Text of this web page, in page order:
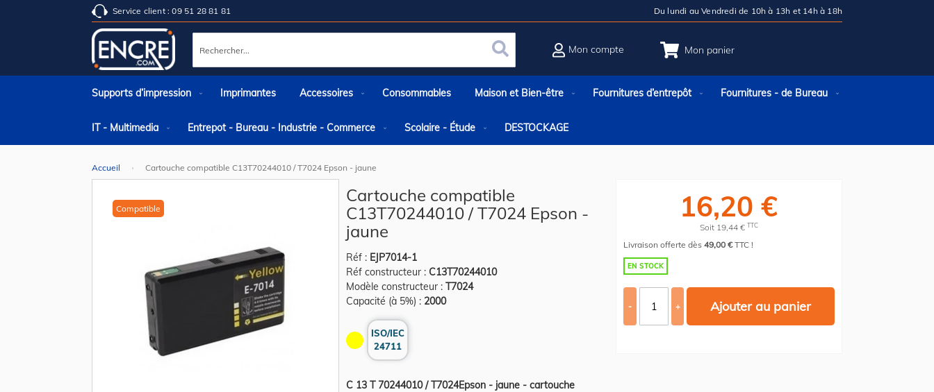
Service client : 09 51 28 81 81 Du lundi au Vendredi de 10h à 13h et 14h à 18h
Mon panier
Rechercher Rechercher
Mon compte
Supports d’impression Imprimantes Accessoires Consommables Maison et Bien-être Fournitures d’entrepôt Fournitures - de Bureau
IT - Multimedia Entrepot - Bureau - Industrie - Commerce Scolaire - Étude DESTOCKAGE
Accueil
Cartouche compatible C13T70244010 / T7024 Epson - jaune
Compatible
Cartouche compatible
C13T70244010 / T7024 Epson -
jaune
Réf : EJP7014-1
Réf constructeur : C13T70244010
Modèle constructeur : T7024
Capacité (à 5%) : 2000
ISO/IEC
24711
C 13 T 70244010 / T7024Epson - jaune - cartouche
16,20 €
Soit 19,44 € TTC
Livraison offerte dès49,00 €TTC !
EN STOCK
- + Ajouter au panier